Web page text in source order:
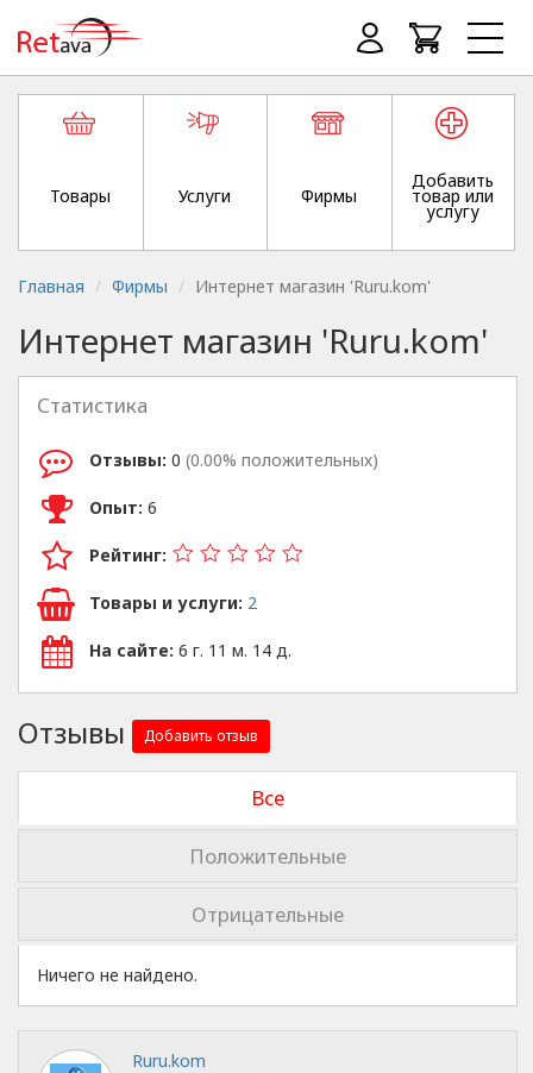
Товары Услуги Фирмы
Добавить
товар или
услугу
Главная Фирмы Интернет магазин 'Ruru.kom'
Интернет магазин 'Ruru.kom'
Статистика
Отзывы: 0 (0.00% положительных)
Опыт: 6
Рейтинг:
Товары и услуги: 2
На сайте: 6 г. 11 м. 14 д.
Отзывы Добавить отзыв
Все
Положительные
Отрицательные
Ничего не найдено.
Ruru.kom